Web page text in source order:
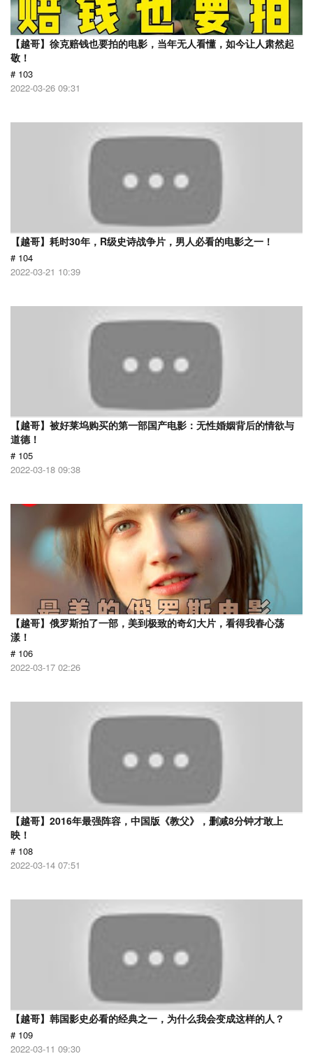
【越哥】徐克赔钱也要拍的电影，当年无人看懂，如今让人肃然起
敬！
# 103
2022-03-26 09:31
【越哥】耗时30年，R级史诗战争片，男人必看的电影之一！
# 104
2022-03-21 10:39
【越哥】被好莱坞购买的第一部国产电影：无性婚姻背后的情欲与
道德！
# 105
2022-03-18 09:38
【越哥】俄罗斯拍了一部，美到极致的奇幻大片，看得我春心荡
漾！
# 106
2022-03-17 02:26
【越哥】2016年最强阵容，中国版《教父》，删减8分钟才敢上
映！
# 108
2022-03-14 07:51
【越哥】韩国影史必看的经典之一，为什么我会变成这样的人？
# 109
2022-03-11 09:30